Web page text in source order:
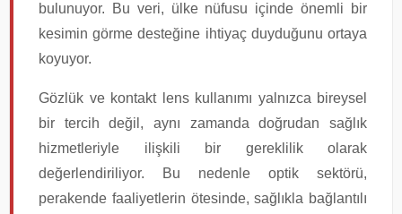
bulunuyor. Bu veri, ülke nüfusu içinde önemli bir
kesimin görme desteğine ihtiyaç duyduğunu ortaya
koyuyor.
Gözlük ve kontakt lens kullanımı yalnızca bireysel
bir tercih değil, aynı zamanda doğrudan sağlık
hizmetleriyle ilişkili bir gereklilik olarak
değerlendiriliyor. Bu nedenle optik sektörü,
perakende faaliyetlerin ötesinde, sağlıkla bağlantılı